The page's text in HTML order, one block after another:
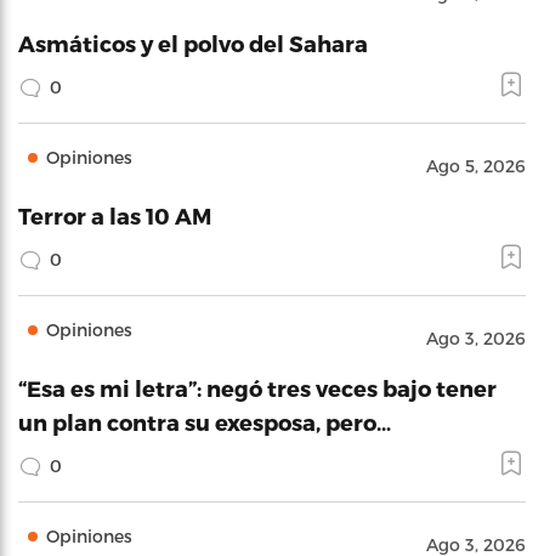
Asmáticos y el polvo del Sahara
0
Opiniones Ago 5, 2026
Terror a las 10 AM
0
Opiniones Ago 3, 2026
“Esa es mi letra”: negó tres veces bajo tener
un plan contra su exesposa, pero…
0
Opiniones Ago 3, 2026